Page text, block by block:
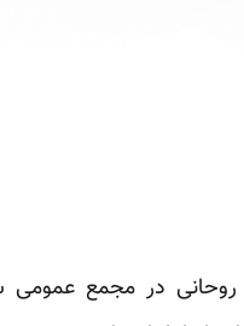
در مجمع عمومی